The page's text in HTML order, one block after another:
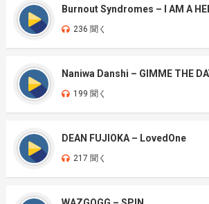
Burnout Syndromes – I AM A
236 聞く
Naniwa Danshi – GIMME THE
199 聞く
DEAN FUJIOKA – LovedOne
217 聞く